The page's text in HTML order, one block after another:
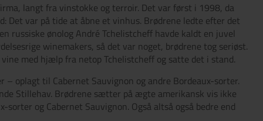
langt fra vinstokke og terroir. Det var først i 1998, da
Det var på tide at åbne et vinhus. Brødrene ledte efter det
russiske ønolog André Tchelistcheff havde kaldt en juvel
winemakers, så det var noget, brødrene tog seriøst.
med hjælp fra netop Tchelistcheff og satte det i stand.
oplagt til Cabernet Sauvignon og andre Bordeaux-sorter.
Stillehav. Brødrene sætter på ægte amerikansk vis ikke
og Cabernet Sauvignon. Også altså også bedre end